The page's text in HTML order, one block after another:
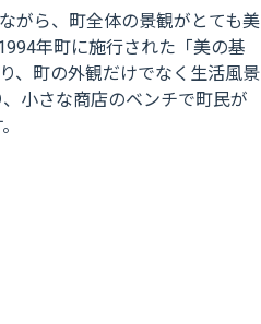
がら、町全体の景観がとても美
年町に施行された「美の基
、町の外観だけでなく生活風景
小さな商店のベンチで町民が